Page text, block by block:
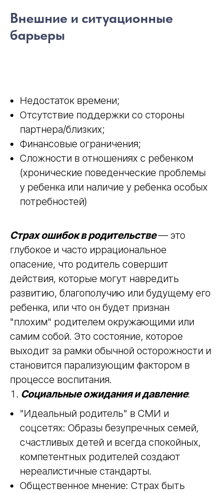
Внешние и ситуационные
барьеры
Недостаток времени;
Отсутствие поддержки со стороны
партнера/близких;
Финансовые ограничения;
Сложности в отношениях с ребенком
(хронические поведенческие проблемы
у ребенка или наличие у ребенка особых
потребностей)
Страх ошибок в родительстве— это
глубокое и часто иррациональное
опасение, что родитель совершит
действия, которые могут навредить
развитию, благополучию или будущему его
ребенка, или что он будет признан
"плохим" родителем окружающими или
самим собой. Это состояние, которое
выходит за рамки обычной осторожности и
становится парализующим фактором в
процессе воспитания.
Социальные ожидания и давление:
"Идеальный родитель" в СМИ и
соцсетях: Образы безупречных семей,
счастливых детей и всегда спокойных,
компетентных родителей создают
нереалистичные стандарты.
Общественное мнение: Страх быть
III Научно-практическая
конференция
Профессиональное развитие через
практику!
Подробнее